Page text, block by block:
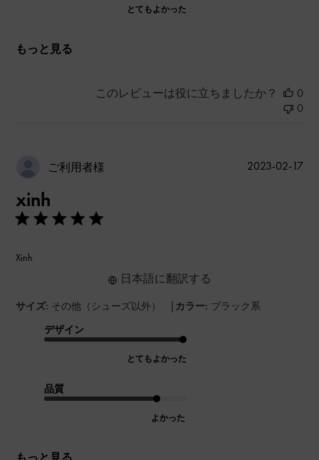
とてもよかった
もっと見る
このレビューは役に立ちましたか？
0
0
ご利用者様
xinh
Xinh
サイズ: その他（シューズ以外） | カラー: ブラック系
デザイン
とてもよかった
品質
よかった
日本語に翻訳する
公
2023-02-17